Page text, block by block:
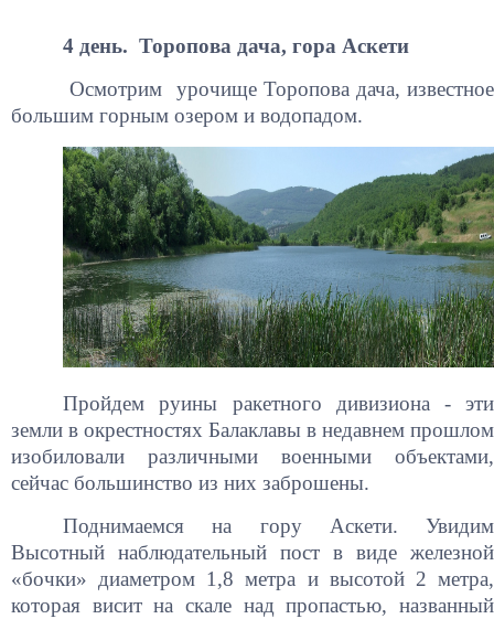
4 день. Торопова дача, гора Аскети
Осмотрим урочище Торопова дача, известное
большим горным озером и водопадом.
Пройдем руины ракетного дивизиона - эти
земли в окрестностях Балаклавы в недавнем прошлом
изобиловали различными военными объектами,
сейчас большинство из них заброшены.
Поднимаемся на гору Аскети. Увидим
Высотный наблюдательный пост в виде железной
«бочки» диаметром 1,8 метра и высотой 2 метра,
которая висит на скале над пропастью, названный